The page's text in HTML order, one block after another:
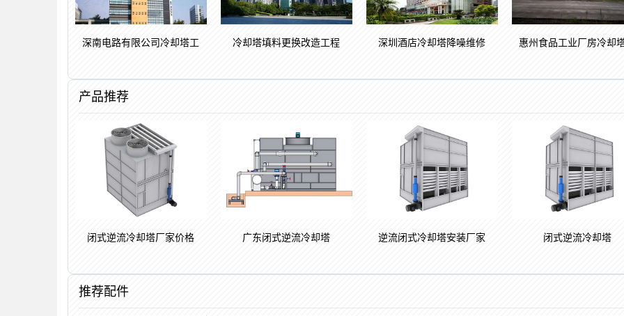
深南电路有限公司冷却塔工 冷却塔填料更换改造工程 深圳酒店冷却塔降噪维修 惠州食品工业厂房冷却
产品推荐
闭式逆流冷却塔厂家价格 广东闭式逆流冷却塔 逆流闭式冷却塔安装厂家 闭式逆流冷却塔
推荐配件